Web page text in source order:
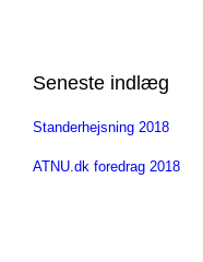
Seneste indlæg
Standerhejsning 2018
ATNU.dk foredrag 2018